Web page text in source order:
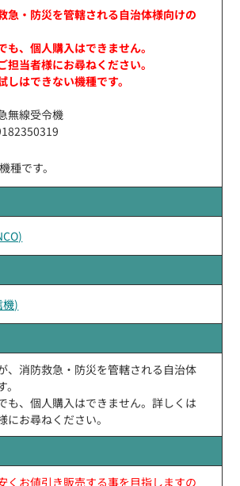
急・防災を管轄される自治体様向けの
も、個人購入はできません。
担当者様にお尋ねください。
しはできない機種です。
無線受令機
種です。
機)
、消防救急・防災を管轄される自治体
も、個人購入はできません。詳しくは
にお尋ねください。
くお値引き販売する事を目指しますの